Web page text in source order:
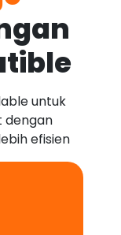
untuk
dengan
efisien